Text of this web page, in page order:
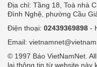
Địa chỉ: Tầng 18, Toà nhà
Đình Nghệ, phường Cầu
Điện thoại: 02439369898 -
Email:
© 1997 Báo VietNamNet.
lại thông tin từ website này